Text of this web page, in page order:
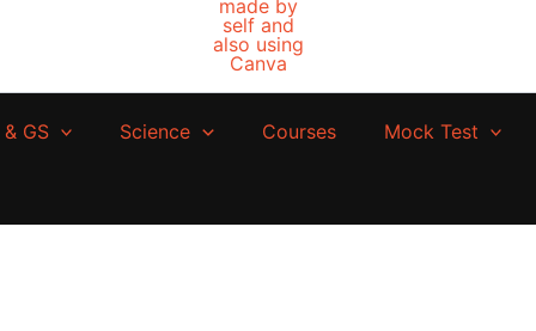
& GS Science Courses Mock Test